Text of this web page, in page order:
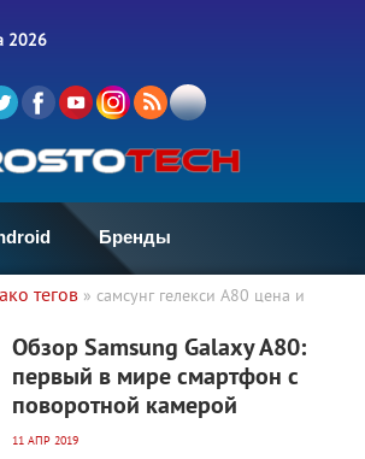
2026
Бренды
тегов » самсунг гелекси A80 цена и
Обзор Samsung Galaxy A80:
первый в мире смартфон с
поворотной камерой
11 АПР 2019